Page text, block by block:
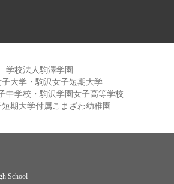
学校法人駒澤学園
大学・駒沢女子短期大学
中学校・駒沢学園女子高等学校
期大学付属こまざわ幼稚園
School